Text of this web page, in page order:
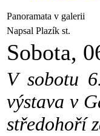
Panoramata v galerii
Napsal Plazík st.
Sobota,
V sobotu
výstava v
středohoří